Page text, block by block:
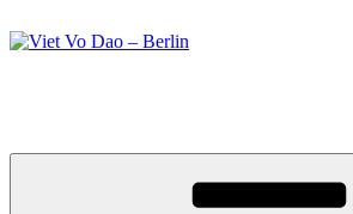
Inhalt